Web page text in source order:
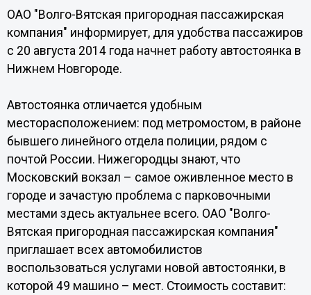
ОАО "Волго-Вятская пригородная пассажирская
компания" информирует, для удобства пассажиров
с 20 августа 2014 года начнет работу автостоянка в
Нижнем Новгороде.
Автостоянка отличается удобным
месторасположением: под метромостом, в районе
бывшего линейного отдела полиции, рядом с
почтой России. Нижегородцы знают, что
Московский вокзал – самое оживленное место в
городе и зачастую проблема с парковочными
местами здесь актуальнее всего. ОАО "Волго-
Вятская пригородная пассажирская компания"
приглашает всех автомобилистов
воспользоваться услугами новой автостоянки, в
которой 49 машино – мест. Стоимость составит: